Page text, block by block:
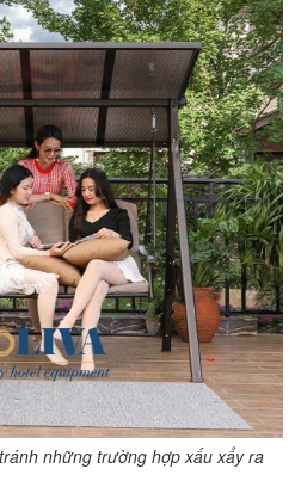
những trường hợp xấu xẩy ra